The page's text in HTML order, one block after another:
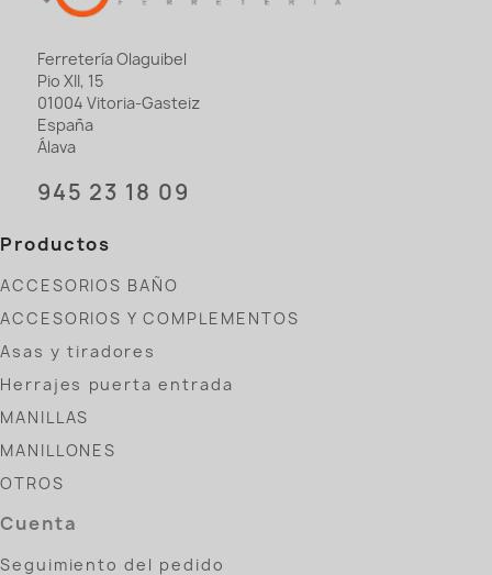
Ferretería Olaguibel
Pio XII, 15
01004 Vitoria-Gasteiz
España
Álava
945 23 18 09
Productos
ACCESORIOS BAÑO
ACCESORIOS Y COMPLEMENTOS
Asas y tiradores
Herrajes puerta entrada
MANILLAS
MANILLONES
OTROS
Cuenta
Seguimiento del pedido